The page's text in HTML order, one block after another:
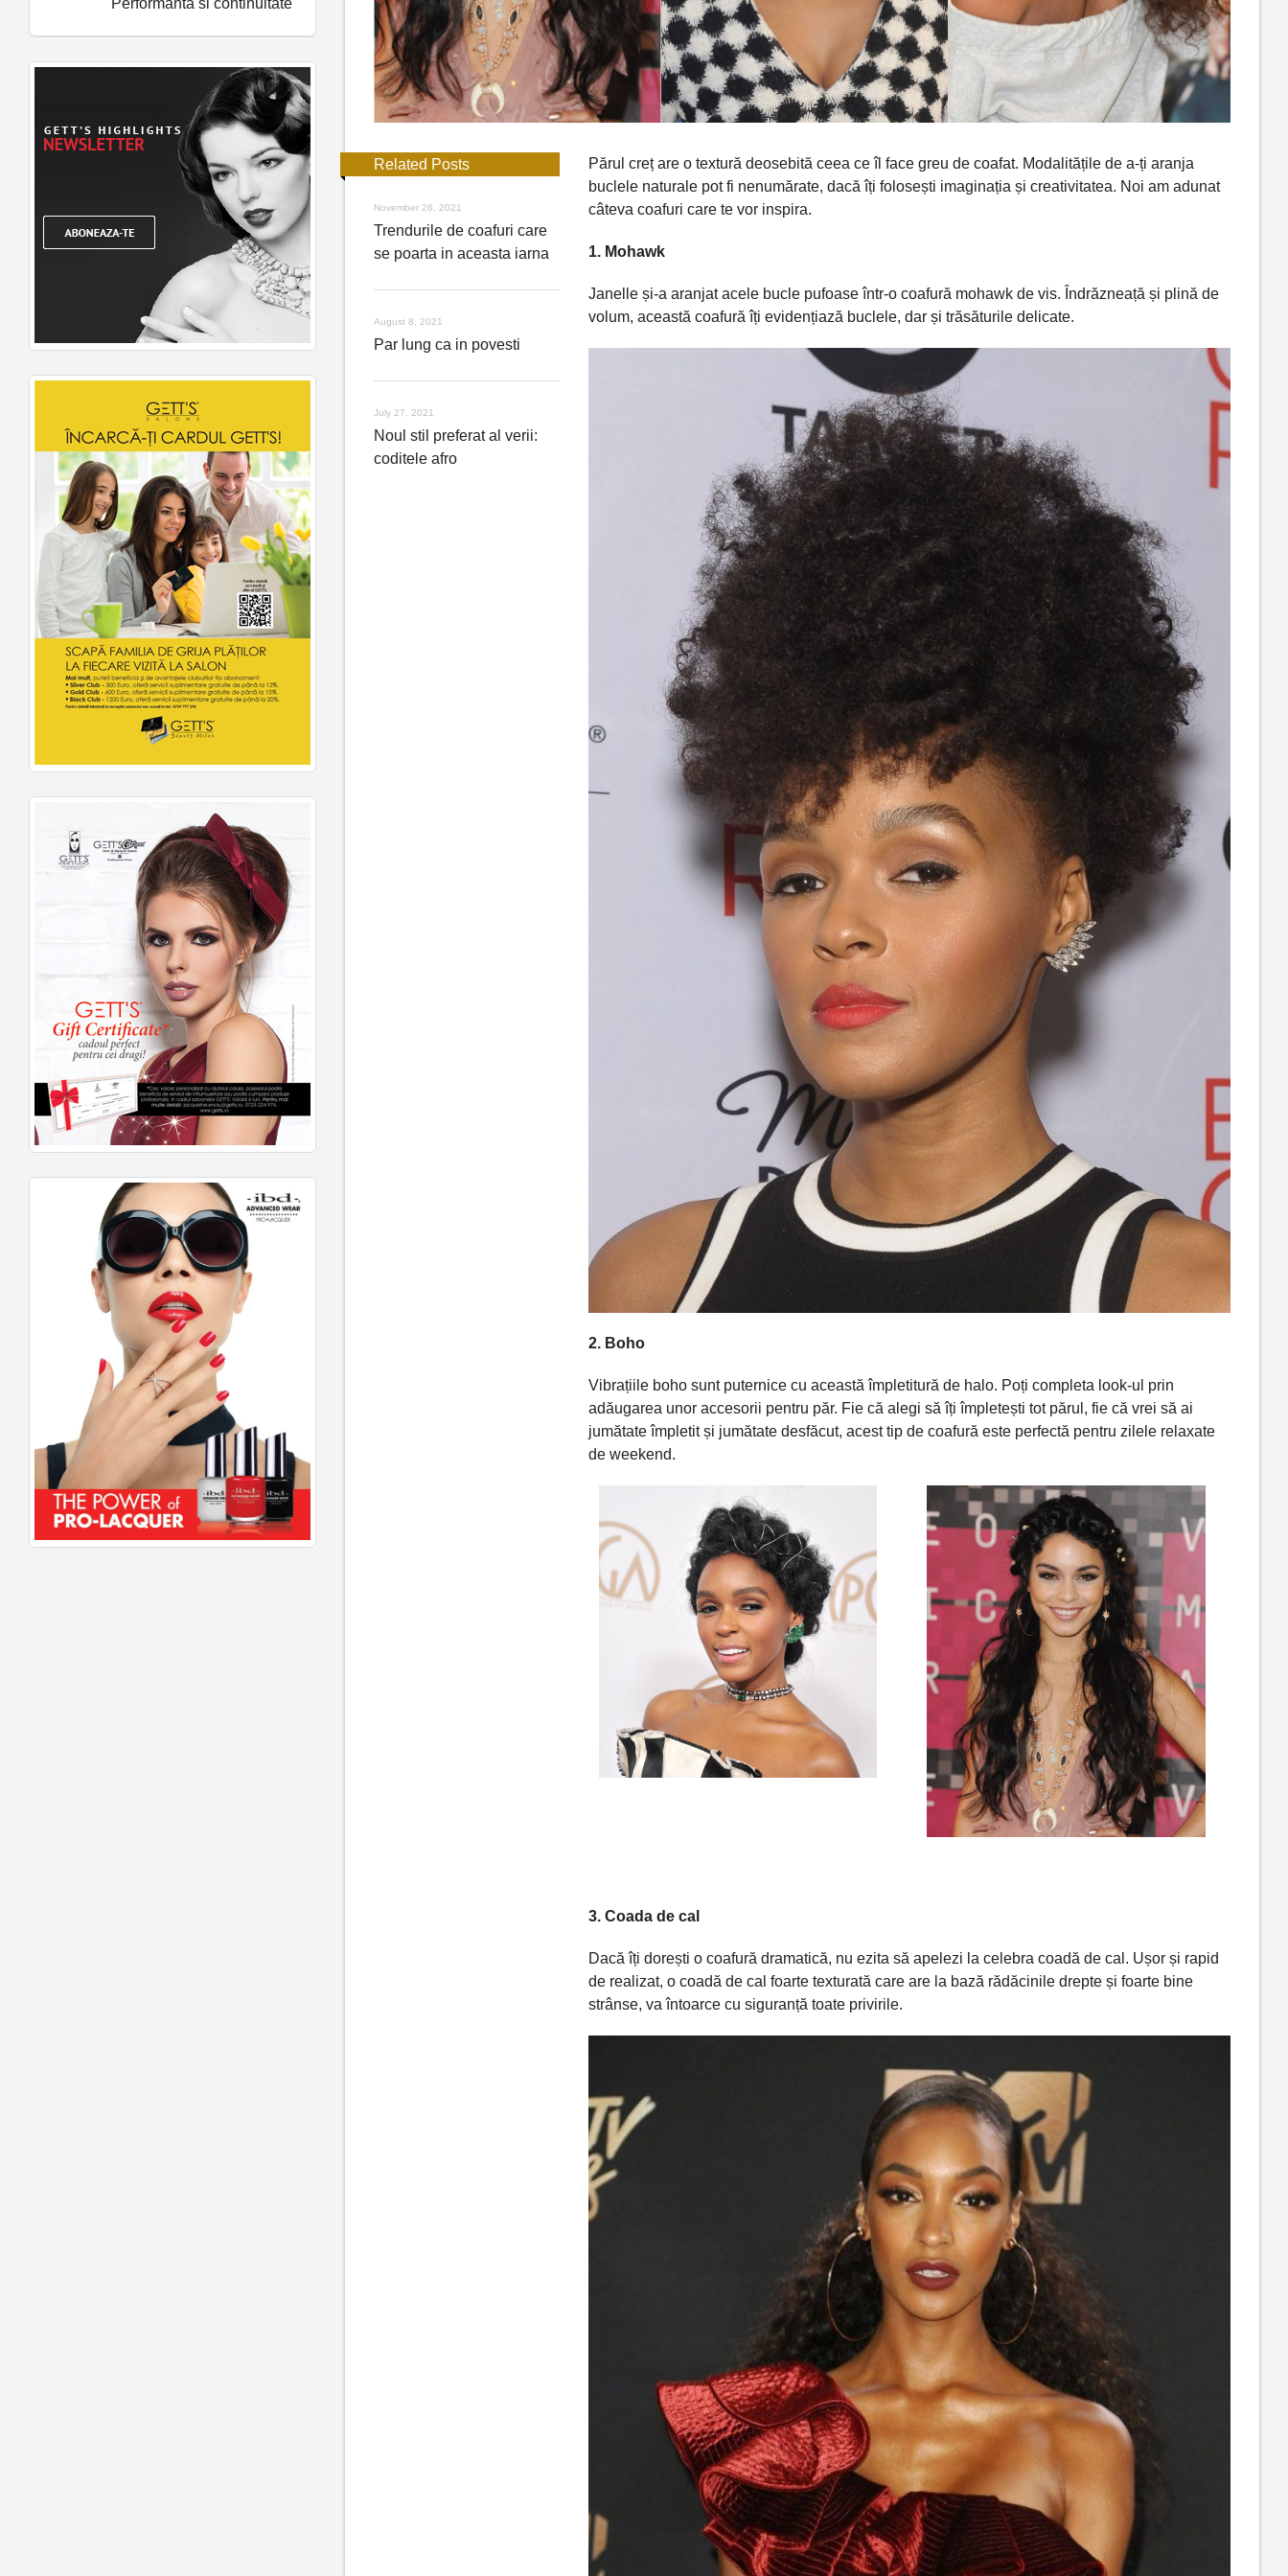
Părul creț are o textură deosebită ceea ce îl face greu de coafat. Modalitățile de a-ți aranja
buclele naturale pot fi nenumărate, dacă îți folosești imaginația și creativitatea. Noi am adunat
câteva coafuri care te vor inspira.
1. Mohawk
Janelle și-a aranjat acele bucle pufoase într-o coafură mohawk de vis. Îndrăzneață și plină de
volum, această coafură îți evidențiază buclele, dar și trăsăturiledelicate.
2. Boho
Vibrațiile boho suntputernice cu această împletitură de halo. Poți completa look-ul prin
adăugarea unor accesorii pentru păr. Fie că alegi să îți împletești tot părul , fie că vrei să ai
jumătate împletit și jumătate desfăcut, acesttipde coafură este perfectă pentru zilele relaxate
de weekend.
3. Coadade cal
Dacă îți dorești o coafură dramatică, nu ezita să apelezi la celebra coadă de cal. Ușor și rapid
de realizat, o coadă de cal foarte texturată care are la bază rădăciniledrepte și foarte bine
strânse, va întoarcecu siguranță toate privirile.
Related Posts
November 26, 2021
Trendurile de coafuri care
se poarta in aceasta iarna
August 8, 2021
Par lung ca in povesti
July 27, 2021
Noul stil preferat al verii:
coditele afro
Performanta si continuitate